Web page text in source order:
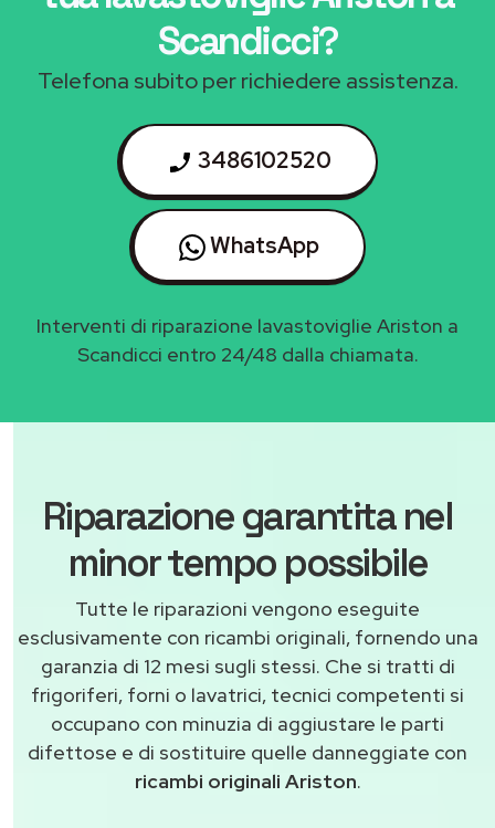
Scandicci?
Telefona subito per richiedere assistenza.
3486102520
WhatsApp
Interventi di riparazione lavastoviglie Ariston a
Scandicci entro 24/48 dalla chiamata.
Riparazione garantita nel
minor tempo possibile
Tutte le riparazioni vengono eseguite
esclusivamente con ricambi originali, fornendo una
garanzia di 12 mesi sugli stessi. Che si tratti di
frigoriferi, forni o lavatrici, tecnici competenti si
occupano con minuzia di aggiustare le parti
difettose e di sostituire quelle danneggiate con
ricambi originali Ariston.